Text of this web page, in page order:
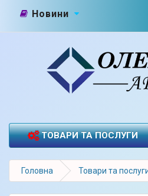
Новини
ТОВАРИ ТА ПОСЛУГИ
Головна Товари та